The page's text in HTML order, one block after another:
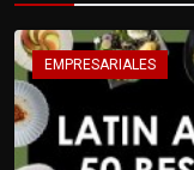
EMPRESARIALES